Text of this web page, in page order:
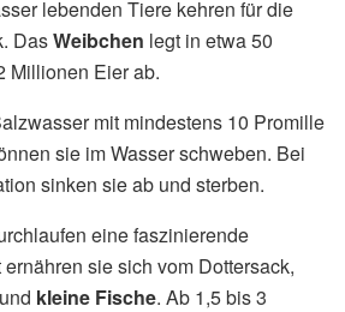
lebenden Tiere kehren für die
DasWeibchen legt in etwa 50
Millionen Eier ab.
mit mindestens 10 Promille
sie im Wasser schweben. Bei
sinken sie ab und sterben.
eine faszinierende
ernähren sie sich vom Dottersack,
kleine Fische. Ab 1,5 bis 3